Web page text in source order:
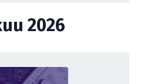
2026